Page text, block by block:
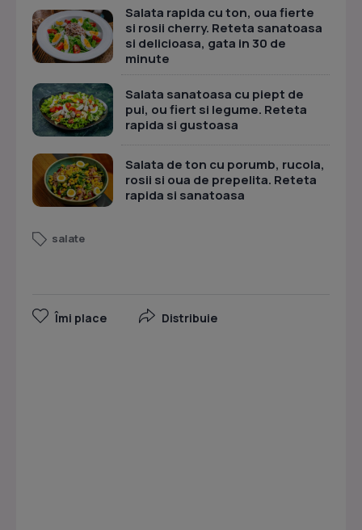
Salata rapida cu ton, oua fierte
si rosii cherry. Reteta sanatoasa
si delicioasa, gata in 30 de
minute
Salata sanatoasa cu piept de
pui, ou fiert si legume. Reteta
rapida si gustoasa
Salata de ton cu porumb, rucola,
rosii si oua de prepelita. Reteta
rapida si sanatoasa
salate
Îmi place Distribuie